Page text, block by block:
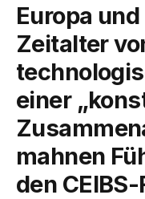
Europa
Zeitalter
einer
mahnen
den